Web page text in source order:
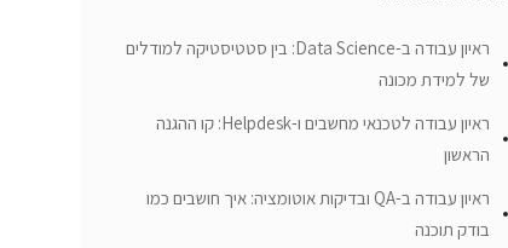
ראיון עבודה ב-Data Science: בין סטטיסטיקה למודלים
של למידת מכונה
ראיון עבודה לטכנאי מחשבים ו-Helpdesk: קו ההגנה
הראשון
ראיון עבודה ב-QA ובדיקות אוטומציה: איך חושבים כמו
בודק תוכנה